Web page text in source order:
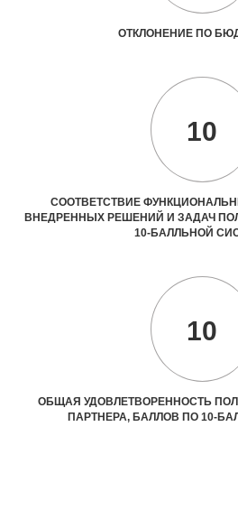
ОТКЛОНЕНИЕ ПО
10
СООТВЕТСТВИЕ
ВНЕДРЕННЫХ РЕШЕНИЙ И ЗАДАЧ
10-БАЛЛЬНОЙ
10
ОБЩАЯ УДОВЛЕТВОРЕННОСТЬ
ПАРТНЕРА, БАЛЛОВ ПО 10-